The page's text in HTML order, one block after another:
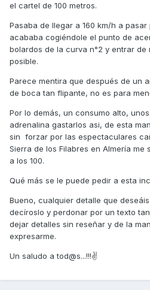
el cartel de 100 metros.
Pasaba de llegar a 160 km/h a
acababa cogiéndole el punto de
bolardos de la curva n°2 y entrar de
posible.
Parece mentira que después de un
de boca tan flipante, no es para
Por lo demás, un consumo alto,
adrenalina gastarlos asi, de esta
sin forzar por las espectaculares
Sierra de los Filabres en Almería me
a los 100.
Qué más se le puede pedir a esta
Bueno, cualquier detalle que
decíroslo y perdonar por un texto
dejar detalles sin reseñar y de la
expresarme.
Un saludo a tod@s...!!!✌